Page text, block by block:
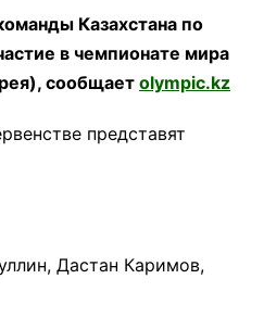
Казахстана по
в чемпионате мира
сообщает olympic.kz
представят
Дастан Каримов,